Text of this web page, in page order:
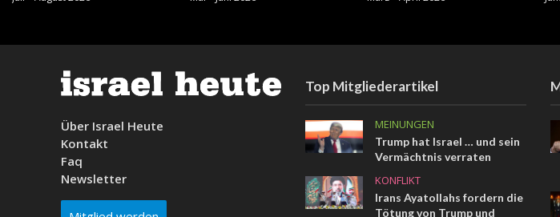
Über Israel Heute
Kontakt
Faq
Newsletter
Top Mitgliederartikel
MEINUNGEN
Trump hat Israel … und sein
Vermächtnis verraten
KONFLIKT
Irans Ayatollahs fordern die
Tötung von Trump und